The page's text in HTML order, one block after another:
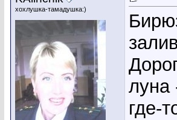
хохлушка-тамадушка:)
луна
где-